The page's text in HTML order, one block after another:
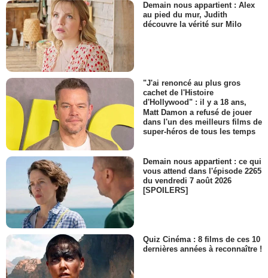
Demain nous appartient : Alex
au pied du mur, Judith
découvre la vérité sur Milo
"J'ai renoncé au plus gros
cachet de l'Histoire
d'Hollywood" : il y a 18 ans,
Matt Damon a refusé de jouer
dans l'un des meilleurs films de
super-héros de tous les temps
Demain nous appartient : ce qui
vous attend dans l'épisode 2265
du vendredi 7 août 2026
[SPOILERS]
Quiz Cinéma : 8 films de ces 10
dernières années à reconnaître !